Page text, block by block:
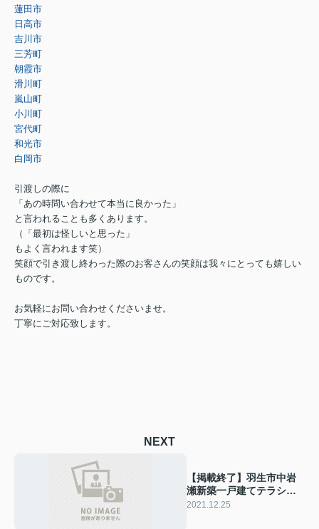
蓮田市
日高市
吉川市
三芳町
朝霞市
滑川町
嵐山町
小川町
宮代町
和光市
白岡市
引渡しの際に
「あの時問い合わせて本当に良かった」
と言われることも多くあります。
（「最初は怪しいと思った」
もよく言われます笑）
笑顔で引き渡し終わった際のお客さんの笑顔は我々にとっても嬉しい
ものです。
お気軽にお問い合わせくださいませ。
丁寧にご対応致します。
NEXT
【掲載終了】羽生市中岩
瀬新築一戸建てテラシエ
全3棟
2021.12.25